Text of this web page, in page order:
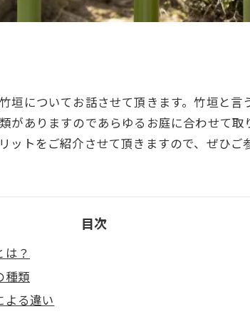
についてお話させて頂きます。竹垣と
がありますのであらゆるお庭に合わせて
トをご紹介させて頂きますので、ぜひご
目次
は？
種類
よる違い